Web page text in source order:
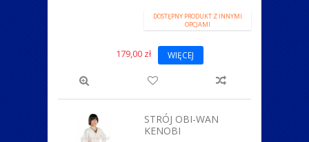
DOSTĘPNY PRODUKT Z INNYMI
OPCJAMI
179,00 zł WIĘCEJ
STRÓJ OBI-WAN
KENOBI